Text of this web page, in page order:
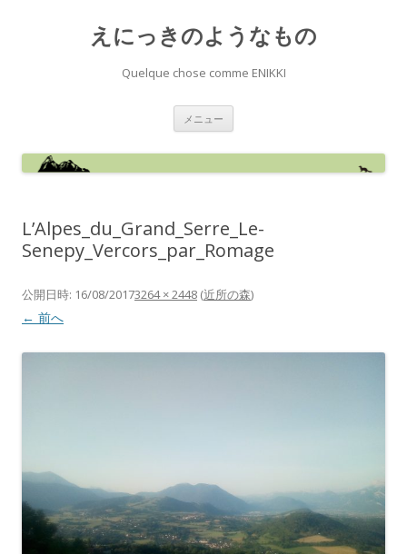
えにっきのようなもの
Quelque chose comme ENIKKI
メニュー
ン
へ
プ
L’Alpes_du_Grand_Serre_Le-
Senepy_Vercors_par_Romage
公開日時: 16/08/20173264 × 2448 (近所の森)
← 前へ